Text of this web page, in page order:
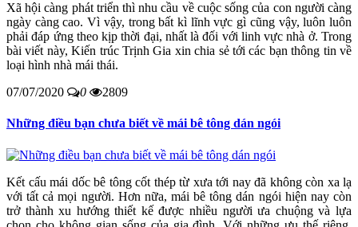
Xã hội càng phát triển thì nhu cầu về cuộc sống của con người càng
ngày càng cao. Vì vậy, trong bất kì lĩnh vực gì cũng vậy, luôn luôn
phải đáp ứng theo kịp thời đại, nhất là đối với linh vực nhà ở. Trong
bài viết này, Kiến trúc Trịnh Gia xin chia sẻ tới các bạn thông tin về
loại hình nhà mái thái.
07/07/2020
0 2809
Những điều bạn chưa biết về mái bê tông dán ngói
Kết cấu mái dốc bê tông cốt thép từ xưa tới nay đã không còn xa lạ
với tất cả mọi người. Hơn nữa, mái bê tông dán ngói hiện nay còn
trở thành xu hướng thiết kế được nhiều người ưa chuộng và lựa